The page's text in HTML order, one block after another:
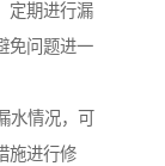
定期进行漏
免问题进一
水情况，可
施进行修